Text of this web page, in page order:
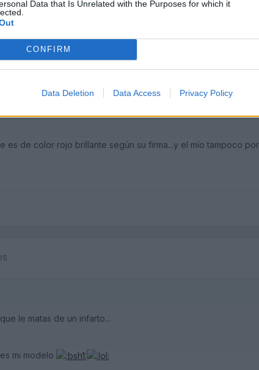
Data that Is Unrelated with the Purposes for which it
CONFIRM
Data Deletion Data Access Privacy Policy
de color rojo brillante según su firma...y el mío tampoco
le matas de un infarto...
mi modelo